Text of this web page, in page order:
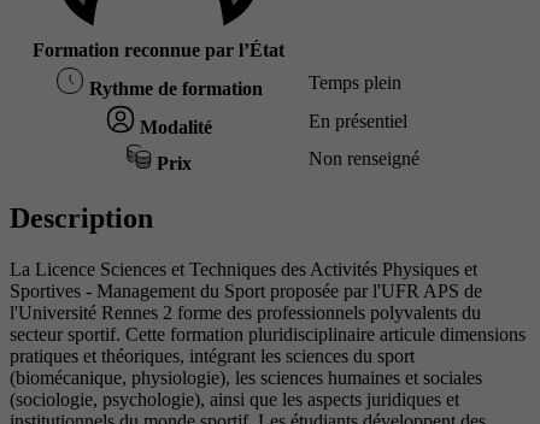
Formation reconnue par l’État
Rythme de formation Temps plein
Modalité En présentiel
Prix Non renseigné
Description
La Licence Sciences et Techniques des Activités Physiques et
Sportives - Management du Sport proposée par l'UFR APS de
l'Université Rennes 2 forme des professionnels polyvalents du
secteur sportif. Cette formation pluridisciplinaire articule dimensions
pratiques et théoriques, intégrant les sciences du sport
(biomécanique, physiologie), les sciences humaines et sociales
(sociologie, psychologie), ainsi que les aspects juridiques et